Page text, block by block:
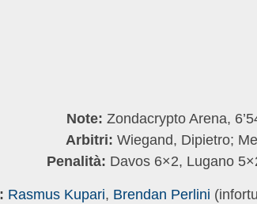
Note: Zondacrypto Arena,
Arbitri: Wiegand, Dipietro;
Penalità: Davos 6×2, Lugano
Rasmus Kupari, Brendan Perlini